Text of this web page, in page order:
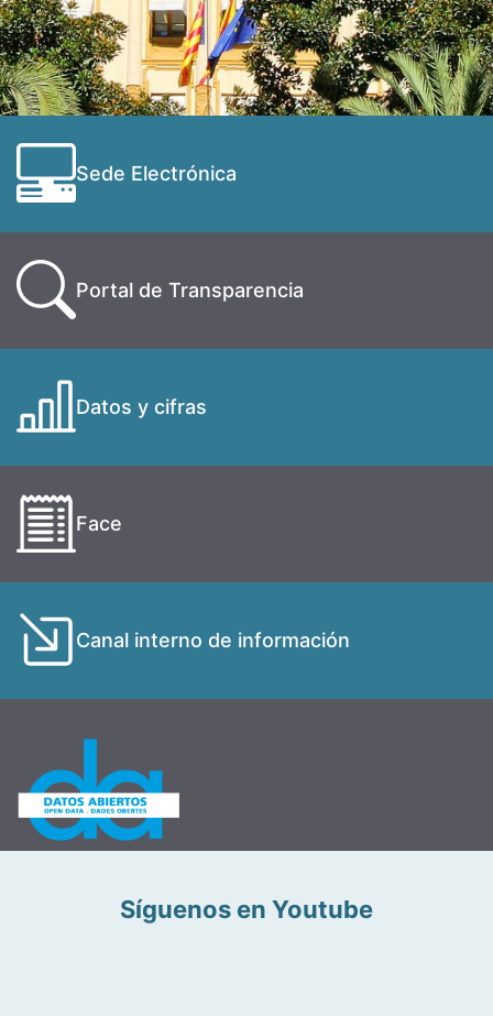
Sede Electrónica
Portal de Transparencia
Datos y cifras
Face
Canal interno de información
Síguenos en Youtube